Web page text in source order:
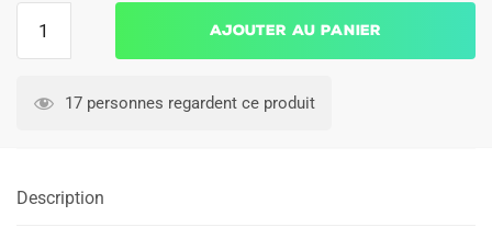
Tottenham
Ajouter au panier
17 personnes regardent ce produit
Description